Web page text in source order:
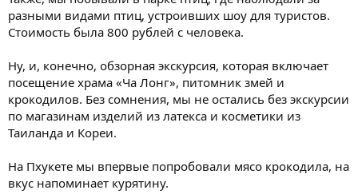
разными видами птиц, устроивших шоу для туристов.
Стоимость была 800 рублей с человека.
Ну, и, конечно, обзорная экскурсия, которая включает
посещение храма «Ча Лонг», питомник змей и
крокодилов. Без сомнения, мы не остались без экскурсии
по магазинам изделий из латекса и косметики из
Таиланда и Кореи.
На Пхукете мы впервые попробовали мясо крокодила, на
вкус напоминает курятину.